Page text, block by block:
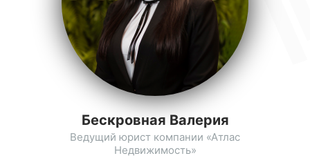
Бескровная Валерия
Ведущий юрист компании «Атлас
Недвижимость»